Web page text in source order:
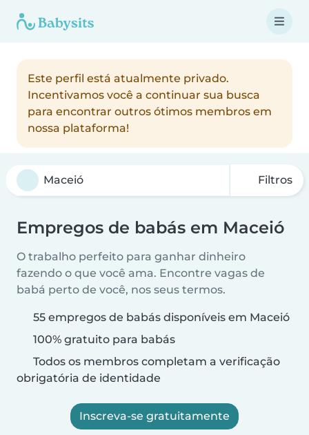
Este perfil está atualmente privado.
Incentivamos você a continuar sua busca
para encontrar outros ótimos membros em
nossa plataforma!
Filtros
Empregos de babás em Maceió
O trabalho perfeito para ganhar dinheiro
fazendo o que você ama. Encontre vagas de
babá perto de você, nos seus termos.
55 empregos de babás disponíveis em Maceió
100% gratuito para babás
Todos os membros completam a verificação
obrigatória de identidade
Inscreva-se gratuitamente